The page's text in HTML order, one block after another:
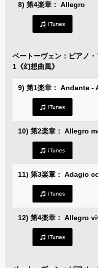
8) 第4楽章： Allegro
ベートーヴェン：ピアノ
1《幻想曲風》
9) 第1楽章： Andante -
10) 第2楽章： Allegro
11) 第3楽章： Adagio
12) 第4楽章： Allegro